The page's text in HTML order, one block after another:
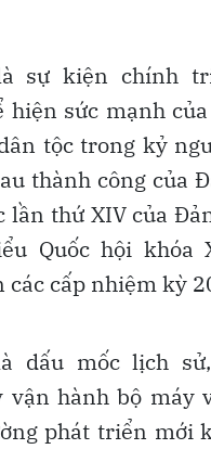
sự kiện chính
hiện sức mạnh
tộc trong kỷ
thành công của
lần thứ XIV của
Quốc hội khóa
các cấp nhiệm kỳ
dấu mốc lịch
vận hành bộ máy
phát triển mới